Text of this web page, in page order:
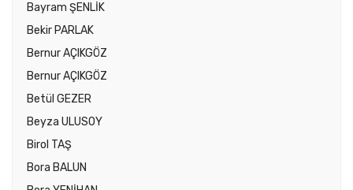
Bayram ŞENLİK
Bekir PARLAK
Bernur AÇIKGÖZ
Bernur AÇIKGÖZ
Betül GEZER
Beyza ULUSOY
Birol TAŞ
Bora BALUN